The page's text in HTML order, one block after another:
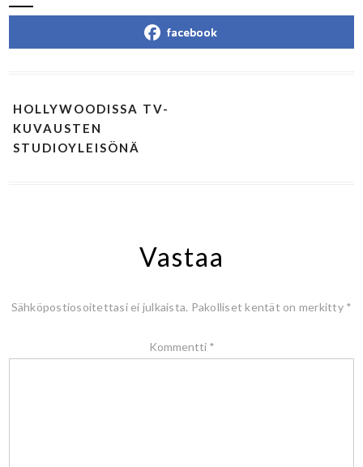
facebook
HOLLYWOODISSA TV-
KUVAUSTEN
STUDIOYLEISÖNÄ
Vastaa
Sähköpostiosoitettasi ei julkaista. Pakolliset kentät on merkitty *
Kommentti *